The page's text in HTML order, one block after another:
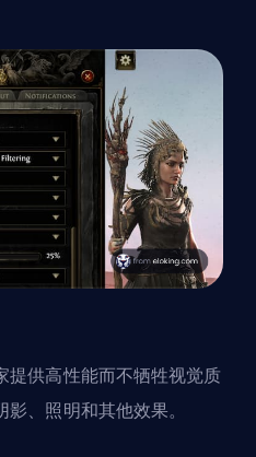
提供高性能而不牺牲视觉质
、照明和其他效果。